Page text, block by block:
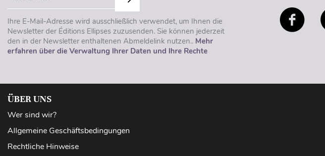
Ihre E-Mail-Adresse wird ausschließlich verwendet, um Ihnen die
Newsletter der Éditions Ellipses zuzusenden. Sie können jederzeit
den in der Newsletter enthaltenen Abmeldelink nutzen.. Mehr
erfahren über die Verwaltung Ihrer Daten und Ihre Rechte
ÜBER UNS
Wer sind wir?
Allgemeine Geschäftsbedingungen
Rechtliche Hinweise